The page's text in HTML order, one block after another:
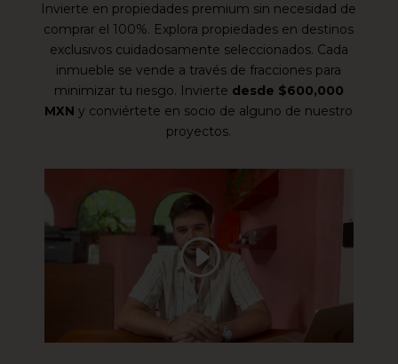
Invierte en propiedades premium sin necesidad de
comprar el 100%. Explora propiedades en destinos
exclusivos cuidadosamente seleccionados. Cada
inmueble se vende a través de fracciones para
minimizar tu riesgo. Invierte desde $600,000
MXN y conviértete en socio de alguno de nuestro
proyectos.